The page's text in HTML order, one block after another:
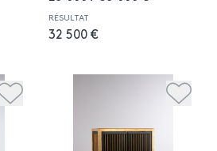
RÉSULTAT
32 500 €